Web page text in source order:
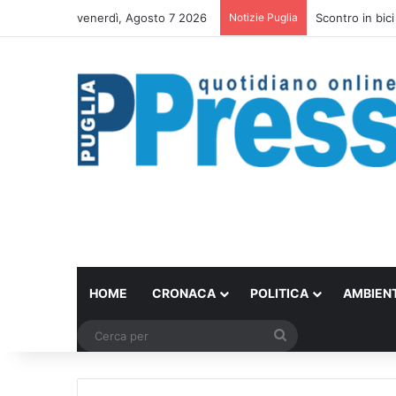
venerdì, Agosto 7 2026 Notizie Puglia Scontro in
HOME CRONACA POLITICA